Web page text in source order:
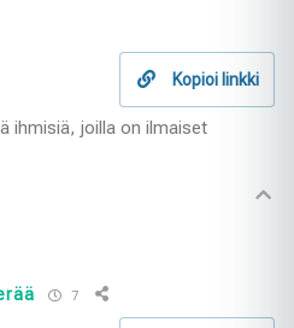
Kopioi linkki
ihmisiä, joilla on ilmaiset
7